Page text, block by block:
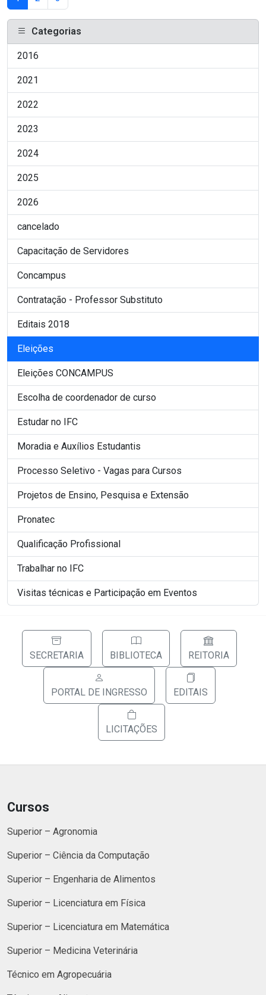
Categorias
2016
2021
2022
2023
2024
2025
2026
cancelado
Capacitação de Servidores
Concampus
Contratação - Professor Substituto
Editais 2018
Eleições
Eleições CONCAMPUS
Escolha de coordenador de curso
Estudar no IFC
Moradia e Auxílios Estudantis
Processo Seletivo - Vagas para Cursos
Projetos de Ensino, Pesquisa e Extensão
Pronatec
Qualificação Profissional
Trabalhar no IFC
Visitas técnicas e Participação em Eventos
SECRETARIA BIBLIOTECA REITORIA
PORTAL DE INGRESSO EDITAIS
LICITAÇÕES
Cursos
Superior – Agronomia
Superior – Ciência da Computação
Superior – Engenharia de Alimentos
Superior – Licenciatura em Física
Superior – Licenciatura em Matemática
Superior – Medicina Veterinária
Técnico em Agropecuária